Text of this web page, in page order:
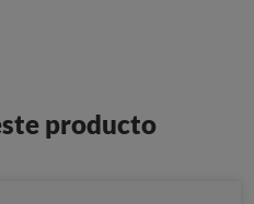
producto